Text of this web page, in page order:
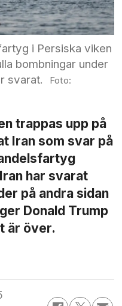
i Persiska viken
bombningar under
svarat.
trappas upp på
Iran som svar på
har svarat
på andra sidan
Donald Trump
är över.